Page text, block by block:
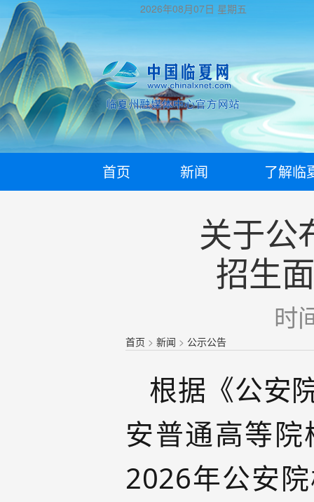
2026年08月07日 星期五
首页 新闻 了解临
关于公
招生
时
首页 >新闻 > 公示公告
根据《公安
安普通高等
2026年公安